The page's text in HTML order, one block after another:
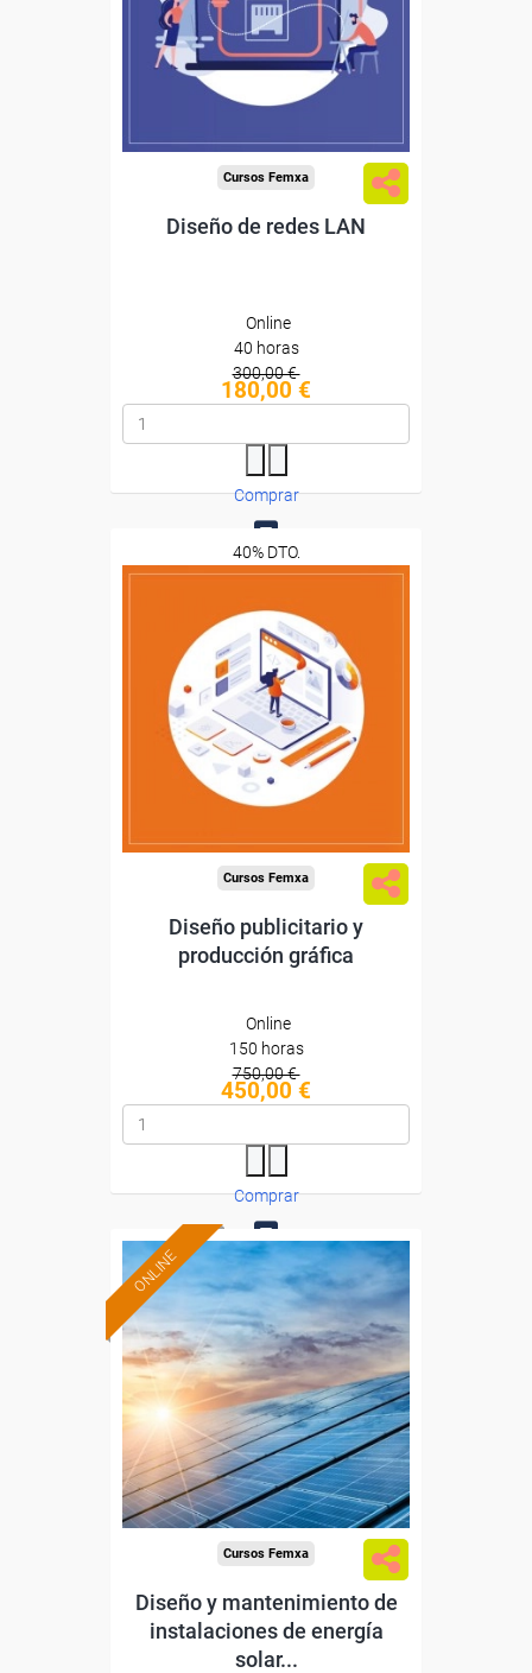
Diploma
Compra segura
Cursos Femxa
Diseño de redes LAN
Online
40 horas
300,00 €
180,00 €
Comprar
0
40% DTO.
Descuentos especiales
Sin requisitos de acceso
Diploma
Compra segura
Cursos Femxa
Diseño publicitario y
producción gráfica
Online
150 horas
750,00 €
450,00 €
Comprar
0
ONLINE
Formación 100%
subvencionada.
Para desempleados,
trabajadores y autónomos.
Sector
-Metal.
Cursos Femxa
Diseño y mantenimiento de
instalaciones de energía
solar...